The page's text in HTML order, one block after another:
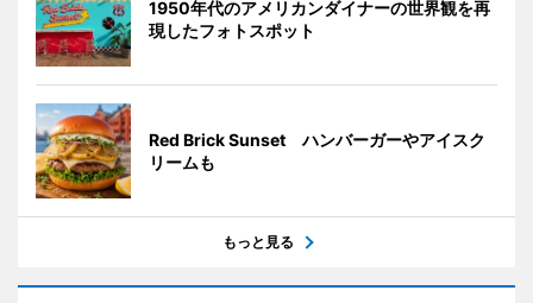
1950年代のアメリカンダイナーの世界観を再
現したフォトスポット
Red Brick Sunset ハンバーガーやアイスク
リームも
もっと見る